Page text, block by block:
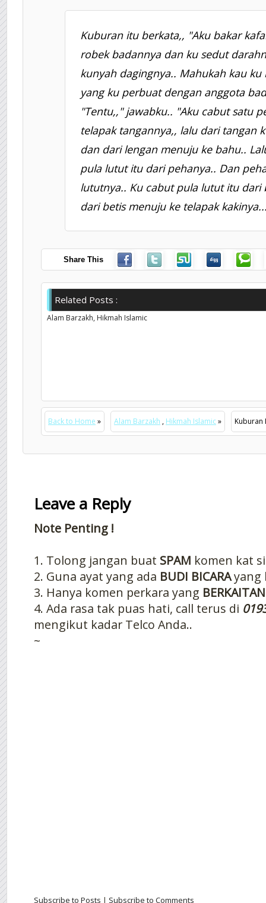
Kuburan itu berkata,, "Aku bakar
robek badannya dan ku sedut
kunyah dagingnya.. Mahukah kau
yang ku perbuat dengan anggota
"Tentu,," jawabku.. "Aku cabut satu
telapak tangannya,, lalu dari tangan
dan dari lengan menuju ke bahu..
pula lutut itu dari pehanya.. Dan
lututnya.. Ku cabut pula lutut itu dari
dari betis menuju ke telapak
Share This
Related Posts :
Alam Barzakh, Hikmah Islamic
Back to Home » Alam Barzakh , Hikmah Islamic» Kuburan
Leave a Reply
Note Penting !
1. Tolong jangan buat SPAM komen kat
2. Guna ayat yang ada BUDI BICARAyang
3. Hanya komen perkara yang BERKAITAN
4. Ada rasa tak puas hati, call terus di
mengikut kadar Telco Anda..
~
Subscribe to Posts | Subscribe to Comments